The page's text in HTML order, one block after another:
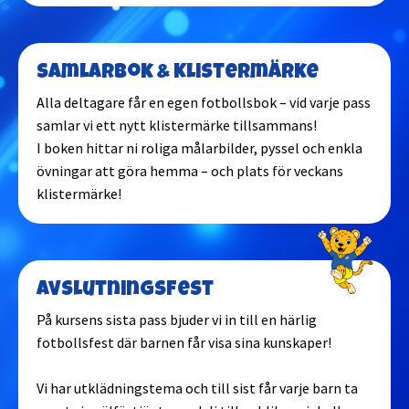
Luleå
Lund
Malmö
Norrköping
Nyköping
Samlarbok & Klistermärke
Alla deltagare får en egen fotbollsbok – vid varje pass
samlar vi ett nytt klistermärke tillsammans!
I boken hittar ni roliga målarbilder, pyssel och enkla
övningar att göra hemma – och plats för veckans
klistermärke!
Avslutningsfest
På kursens sista pass bjuder vi in till en härlig
fotbollsfest där barnen får visa sina kunskaper!
Vi har utklädningstema och till sist får varje barn ta